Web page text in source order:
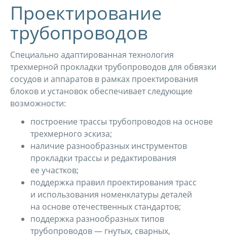
Проектирование
трубопроводов
Специально адаптированная технология
трехмерной прокладки трубопроводов для обвязки
сосудов и аппаратов в рамках проектирования
блоков и установок обеспечивает следующие
возможности:
построение трассы трубопроводов на основе
трехмерного эскиза;
наличие разнообразных инструментов
прокладки трассы и редактирования
ее участков;
поддержка правил проектирования трасс
и использования номенклатуры деталей
на основе отечественных стандартов;
поддержка разнообразных типов
трубопроводов — гнутых, сварных,